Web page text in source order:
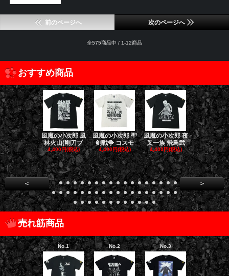
前のページへ 次のページへ
全575商品中 / 1-12商品
おすすめ商品
風魔の小次郎 風
林火山(剛刀ブ
4,400円(税込)
風魔の小次郎 聖
剣戦争 コスモ
4,400円(税込)
風魔の小次郎 夜
叉一族 飛鳥武
4,400円(税込)
風魔の小次
魔一族 竜
4,400円(税
< >
売れ筋商品
No.1 No.2 No.3 No.4